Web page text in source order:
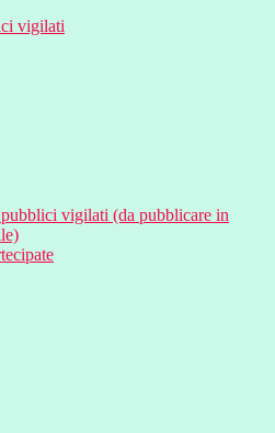
vigilati
vigilati (da pubblicare in